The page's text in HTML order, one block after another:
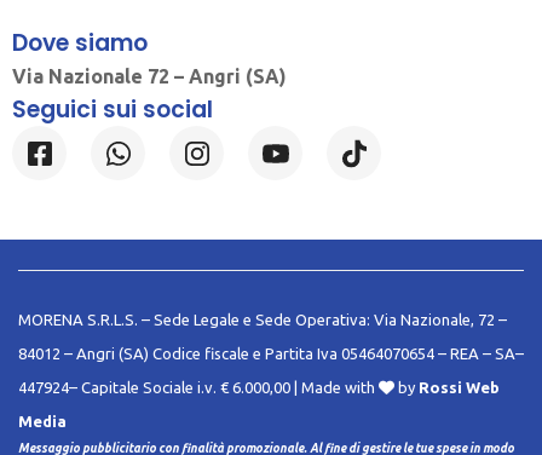
Dove siamo
Via Nazionale 72 – Angri (SA)
Seguici sui social
MORENA S.R.L.S. – Sede Legale e Sede Operativa: Via Nazionale, 72 –
84012 – Angri (SA) Codice fiscale e Partita Iva 05464070654 – REA – SA–
447924– Capitale Sociale i.v. € 6.000,00 | Made with
by Rossi Web
Media
Messaggio pubblicitario con finalità promozionale. Al fine di gestire le tue spese in modo